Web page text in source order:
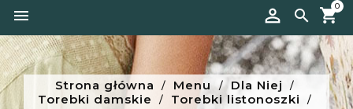


0
Strona główna Menu
Dla Niej
Torebki damskie
Torebki listonoszki